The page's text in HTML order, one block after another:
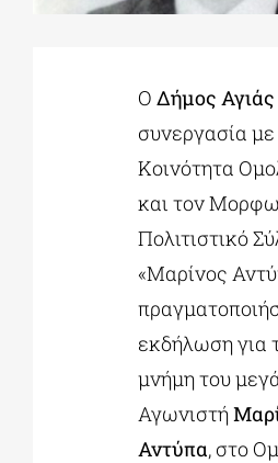
ΕΚΠΑΙΔΕΥΤΙΚΑ ΙΔΡΥΜΑΤΑ
ΠΟΛΙΤΙΣΤΙΚΟΙ ΦΟΡΕΙΣ
Ο Δήμος Αγιάς
συνεργασία με
Κοινότητα
και τον
Πολιτιστικό
«Μαρίνος
εκδήλωση για
μνήμη του
Αγωνιστή
Αντύπα, στο